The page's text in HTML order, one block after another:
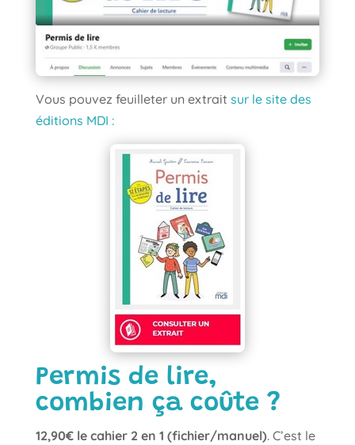
Vous pouvez feuilleter un extrait sur le site des
éditions MDI :
Permis de lire,
combien ça coûte ?
12,90€ le cahier 2 en 1 (fichier/manuel). C’est le